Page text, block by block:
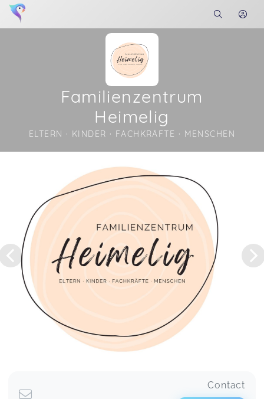
Familienzentrum
Heimelig
ELTERN · KINDER · FACHKRÄFTE · MENSCHEN
Contact